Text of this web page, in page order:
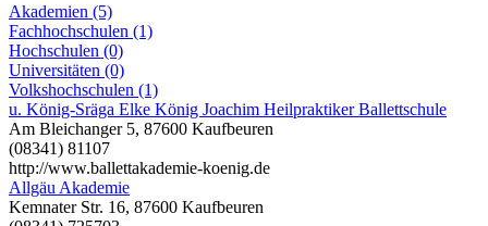
Akademien (5)
Fachhochschulen (1)
Hochschulen (0)
Universitäten (0)
Volkshochschulen (1)
u. König-Sräga Elke König Joachim Heilpraktiker Ballettschule
Am Bleichanger 5, 87600 Kaufbeuren
(08341) 81107
http://www.ballettakademie-koenig.de
Allgäu Akademie
Kemnater Str. 16, 87600 Kaufbeuren